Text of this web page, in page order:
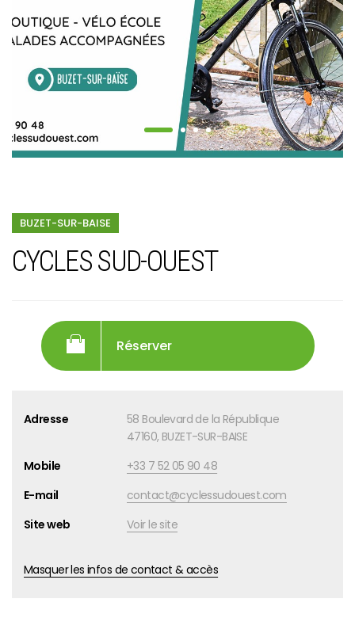
BUZET-SUR-BAISE
CYCLES SUD-OUEST
Réserver
Adresse
58 Boulevard de la République
47160, BUZET-SUR-BAISE
Mobile
+33 7 52 05 90 48
E-mail
contact@cyclessudouest.com
Site web
Voir le site
Masquer les infos de contact & accès